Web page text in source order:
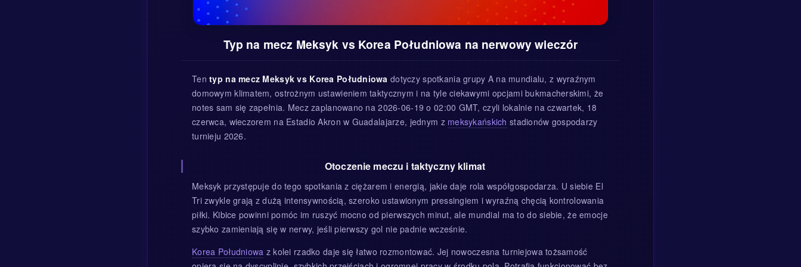
Typ na mecz Meksyk vs Korea Południowa na nerwowy wieczór
Tentyp na mecz Meksyk vs Korea Południowa dotyczy spotkania grupy A na mundialu, z wyraźnym
domowym klimatem, ostrożnym ustawieniem taktycznym i na tyle ciekawymi opcjami bukmacherskimi, że
notes sam się zapełnia. Mecz zaplanowano na 2026-06-19 o 02:00 GMT, czyli lokalnie na czwartek, 18
czerwca, wieczorem na Estadio Akron w Guadalajarze, jednym z meksykańskich stadionów gospodarzy
turnieju 2026.
Otoczenie meczu i taktyczny klimat
Meksyk przystępuje do tego spotkania z ciężarem i energią, jakie daje rola współgospodarza. U siebie El
Tri zwykle grają z dużą intensywnością, szeroko ustawionym pressingiem i wyraźną chęcią kontrolowania
piłki. Kibice powinni pomóc im ruszyć mocno od pierwszych minut, ale mundial ma to do siebie, że emocje
szybko zamieniają się w nerwy, jeśli pierwszy gol nie padnie wcześnie.
Korea Południowa z kolei rzadko daje się łatwo rozmontować. Jej nowoczesna turniejowa tożsamość